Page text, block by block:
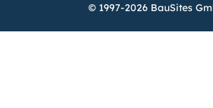
© 1997-2026 BauSites